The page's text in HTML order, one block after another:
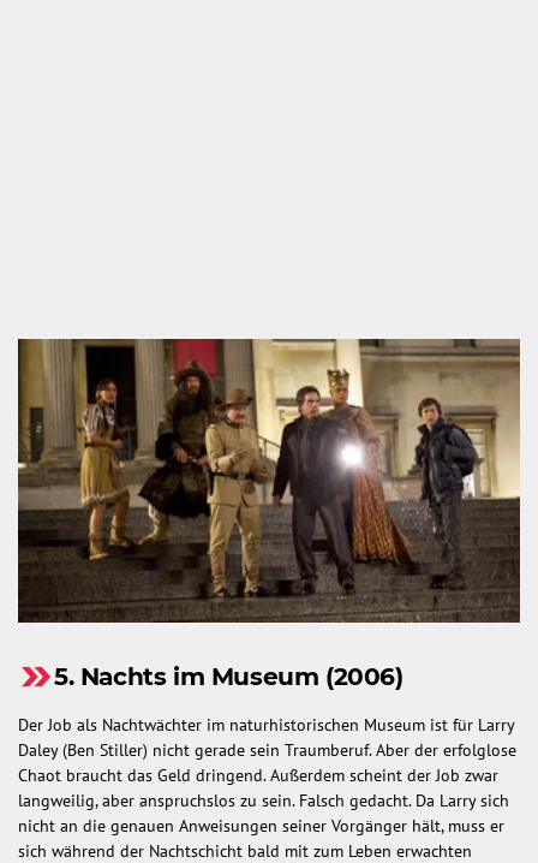
5. Nachts im Museum (2006)
Der Job als Nachtwächter im naturhistorischen Museum ist für Larry
Daley (Ben Stiller) nicht gerade sein Traumberuf. Aber der erfolglose
Chaot braucht das Geld dringend. Außerdem scheint der Job zwar
langweilig, aber anspruchslos zu sein. Falsch gedacht. Da Larry sich
nicht an die genauen Anweisungen seiner Vorgänger hält, muss er
sich während der Nachtschicht bald mit zum Leben erwachten